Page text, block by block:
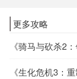
更多攻略
《骑马与砍杀2：领主
《生化危机3：重制版》地狱